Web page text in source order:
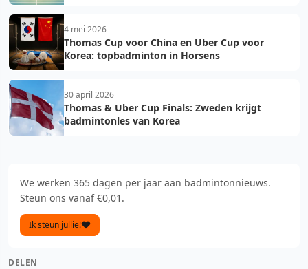
4 mei 2026
Thomas Cup voor China en Uber Cup voor
Korea: topbadminton in Horsens
30 april 2026
Thomas & Uber Cup Finals: Zweden krijgt
badmintonles van Korea
We werken 365 dagen per jaar aan badmintonnieuws.
Steun ons vanaf €0,01.
Ik steun jullie!
DELEN